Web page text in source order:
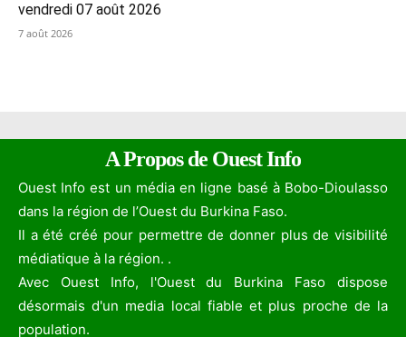
vendredi 07 août 2026
7 août 2026
A Propos de Ouest Info
Ouest Info est un média en ligne basé à Bobo-Dioulasso
dans la région de l’Ouest du Burkina Faso.
Il a été créé pour permettre de donner plus de visibilité
médiatique à la région. .
Avec Ouest Info, l'Ouest du Burkina Faso dispose
désormais d'un media local fiable et plus proche de la
population.